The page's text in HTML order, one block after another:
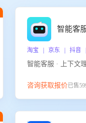
智能客
淘宝 | 京东 | 抖音
智能客服 · 上下文
咨询获取报价已售